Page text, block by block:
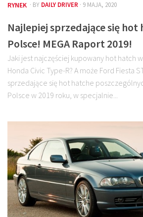
RYNEK · BY DAILY DRIVER · 9 MAJA, 2020
Najlepiej sprzedające się hot
Polsce! MEGA Raport 2019!
Jaki jest najczęściej kupowany hot hatch w
Honda Civic Type-R? A może Ford Fiesta
sprzedające się hot hatche
Polsce w 2019 roku, w specjalnie...